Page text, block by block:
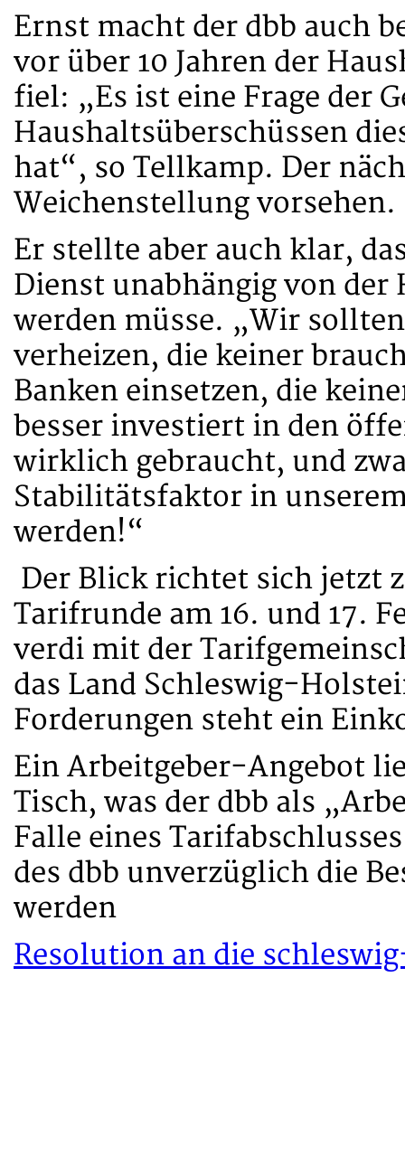
Ernst macht der dbb auch
vor über 10 Jahren der
fiel: „Es ist eine Frage der
Haushaltsüberschüssen
hat“, so Tellkamp. Der
Weichenstellung vorsehen.
Er stellte aber auch klar,
Dienst unabhängig von
werden müsse. „Wir
verheizen, die keiner
Banken einsetzen, die
besser investiert in den
wirklich gebraucht, und
Stabilitätsfaktor in
werden!“
Der Blick richtet sich jetzt
Tarifrunde am 16. und 17.
verdi mit der
das Land Schleswig-
Forderungen steht ein
Ein Arbeitgeber-Angebot
Tisch, was der dbb als
Falle eines
des dbb unverzüglich die
werden
Resolution an die